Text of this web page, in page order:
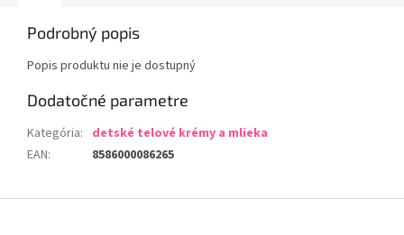
Podrobný popis
Popis produktu nie je dostupný
Dodatočné parametre
Kategória: detské telové krémy a mlieka
EAN: 8586000086265